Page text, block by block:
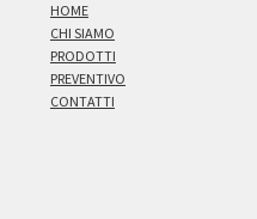
HOME
CHI SIAMO
PRODOTTI
PREVENTIVO
CONTATTI